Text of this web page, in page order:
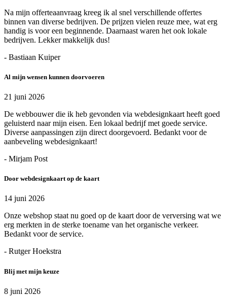
Na mijn offerteaanvraag kreeg ik al snel verschillende offertes
binnen van diverse bedrijven. De prijzen vielen reuze mee, wat erg
handig is voor een beginnende. Daarnaast waren het ook lokale
bedrijven. Lekker makkelijk dus!
- Bastiaan Kuiper
Al mijn wensen kunnen doorvoeren
21 juni 2026
De webbouwer die ik heb gevonden via webdesignkaart heeft goed
geluisterd naar mijn eisen. Een lokaal bedrijf met goede service.
Diverse aanpassingen zijn direct doorgevoerd. Bedankt voor de
aanbeveling webdesignkaart!
- Mirjam Post
Door webdesignkaart op de kaart
14 juni 2026
Onze webshop staat nu goed op de kaart door de verversing wat we
erg merkten in de sterke toename van het organische verkeer.
Bedankt voor de service.
- Rutger Hoekstra
Blij met mijn keuze
8 juni 2026